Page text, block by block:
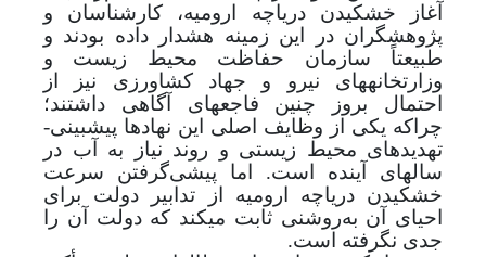
آغاز خشکیدن دریاچه ارومیه، کارشناسان و
پژوهشگران در این زمینه هشدار داده بودند و
طبیعتاً سازمان حفاظت محیط زیست و
وزارتخانه­های نیرو و جهاد کشاورزی نیز از
احتمال بروز چنین فاجعه­ای آگاهی داشتند؛
چراکه یکی از وظایف اصلی این نهادها پیش­بینی­
تهدیدهای محیط زیستی و روند نیاز به آب در
سال­های آینده است. اما پیشی‌گرفتن سرعت
خشکیدن دریاچه ارومیه از تدابیر دولت برای
احیای آن به‌روشنی ثابت می­کند که دولت آن را
جدی نگرفته است.